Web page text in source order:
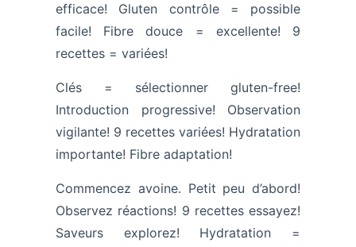
efficace! Gluten contrôle = possible
facile! Fibre douce = excellente! 9
recettes = variées!
Clés = sélectionner gluten-free!
Introduction progressive! Observation
vigilante! 9 recettes variées! Hydratation
importante! Fibre adaptation!
Commencez avoine. Petit peu d’abord!
Observez réactions! 9 recettes essayez!
Saveurs explorez! Hydratation =